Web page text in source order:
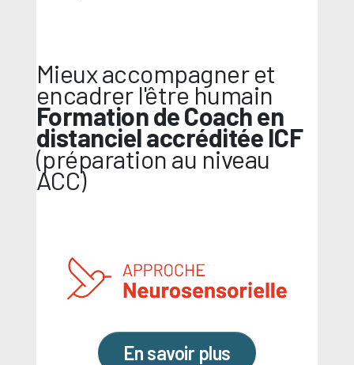
Mieux accompagner et
encadrer l'être humain
Formation de Coach en
distanciel accréditée ICF
(préparation au niveau
ACC)
En savoir plus